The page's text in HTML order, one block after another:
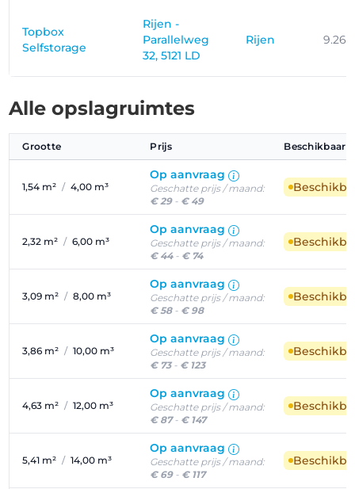
Topbox
Selfstorage
Rijen -
Parallelweg
32, 5121 LD
Rijen 9.26
Alle opslagruimtes
Grootte Prijs
1,54 m² / 4,00 m³
Op aanvraag
Geschatte prijs / maand:
€ 29- € 49
2,32 m² / 6,00 m³
Op aanvraag
Geschatte prijs / maand:
€ 44- € 74
3,09 m² / 8,00 m³
Op aanvraag
Geschatte prijs / maand:
€ 58- € 98
3,86 m² / 10,00 m³
Op aanvraag
Geschatte prijs / maand:
€ 73- € 123
4,63 m² / 12,00 m³
Op aanvraag
Geschatte prijs / maand:
€ 87- € 147
5,41 m² / 14,00 m³
Op aanvraag
Geschatte prijs / maand:
€ 69- € 117